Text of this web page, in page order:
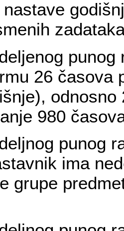
26 časova
980
punog
ima
grupe